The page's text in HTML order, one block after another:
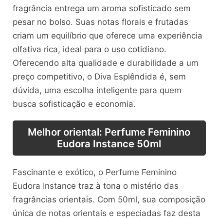
fragrância entrega um aroma sofisticado sem
pesar no bolso. Suas notas florais e frutadas
criam um equilíbrio que oferece uma experiência
olfativa rica, ideal para o uso cotidiano.
Oferecendo alta qualidade e durabilidade a um
preço competitivo, o Diva Esplêndida é, sem
dúvida, uma escolha inteligente para quem
busca sofisticação e economia.
Melhor oriental: Perfume Feminino
Eudora Instance 50ml
Fascinante e exótico, o Perfume Feminino
Eudora Instance traz à tona o mistério das
fragrâncias orientais. Com 50ml, sua composição
única de notas orientais e especiadas faz desta